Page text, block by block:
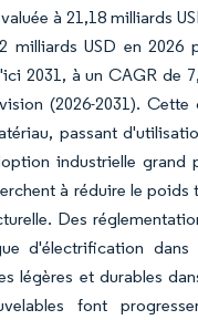
à 21,18 milliards
milliards USD en 2026
2031, à un CAGR de
(2026-2031). Cette
passant
industrielle grand
à réduire le poids
Des
d'électrification
légères et durables
font